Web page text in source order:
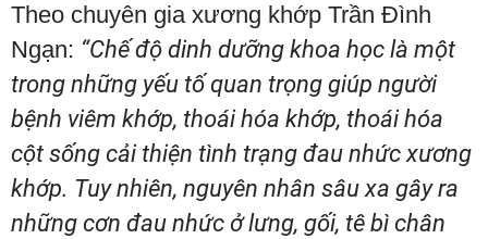
Theo chuyên gia xương khớp Trần Đình
Ngạn: “Chế độ dinh dưỡng khoa học là một
trong những yếu tố quan trọng giúp người
bệnh viêm khớp, thoái hóa khớp, thoái hóa
cột sống cải thiện tình trạng đau nhức xương
khớp. Tuy nhiên, nguyên nhân sâu xa gây ra
những cơn đau nhức ở lưng, gối, tê bì chân